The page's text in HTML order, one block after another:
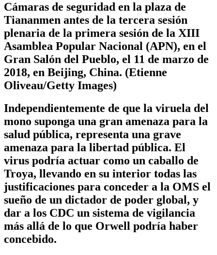
Cámaras de seguridad en la plaza de
Tiananmen antes de la tercera sesión
plenaria de la primera sesión de la XIII
Asamblea Popular Nacional (APN), en el
Gran Salón del Pueblo, el 11 de marzo de
2018, en Beijing, China. (Etienne
Oliveau/Getty Images)
Independientemente de que la viruela del
mono suponga una gran amenaza para la
salud pública, representa una grave
amenaza para la libertad pública. El
virus podría actuar como un caballo de
Troya, llevando en su interior todas las
justificaciones para conceder a la OMS el
sueño de un dictador de poder global, y
dar a los CDC un sistema de vigilancia
más allá de lo que Orwell podría haber
concebido.